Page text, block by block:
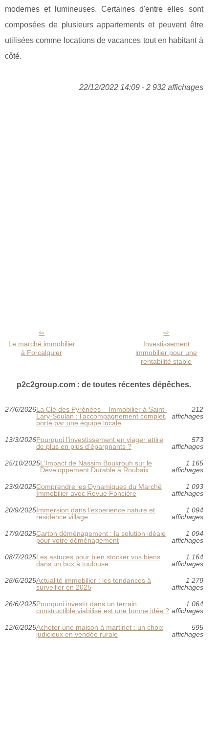
modernes et lumineuses. Certaines d'entre elles sont
composées de plusieurs appartements et peuvent être
utilisées comme locations de vacances tout en habitant à
côté.
22/12/2022 14:09 - 2 932 affichages
Le marché immobilier
à Forcalquier
Investissement
immobilier pour une
rentabilité stable
p2c2group.com : de toutes récentes dépêches.
27/6/2026La Clé des Pyrénées – Immobilier à Saint-
Lary-Soulan : l’accompagnement complet,
porté par une équipe locale
212
affichages
13/3/2026Pourquoi l’investissement en viager attire
de plus en plus d’épargnants ?
573
affichages
25/10/2025L'Impact de Nassim Boukrouh sur le
Développement Durable à Roubaix
1 165
affichages
23/9/2025Comprendre les Dynamiques du Marché
Immobilier avec Revue Foncière
1 093
affichages
20/9/2025Immersion dans l’experience nature et
residence village
1 094
affichages
17/9/2025Carton déménagement : la solution idéale
pour votre déménagement
1 094
affichages
08/7/2025Les astuces pour bien stocker vos biens
dans un box à toulouse
1 164
affichages
28/6/2025Actualité immobilier : les tendances à
surveiller en 2025
1 279
affichages
26/6/2025Pourquoi investir dans un terrain
constructible viabilisé est une bonne idée ?
1 064
affichages
12/6/2025Acheter une maison à martinet : un choix
judicieux en vendée rurale
595
affichages